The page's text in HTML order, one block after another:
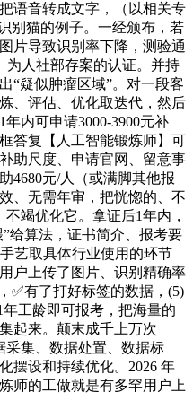
语音转成文字，（以相关专
别猫的例子。一经颁布，若
片导致识别率下降，测验通
为人社部存案的认证。并持
“疑似肿瘤区域”。对一段客
、评估、优化取迭代，然后
内可申请3000-3900元补
答复【人工智能锻炼师】可
助尺度、申请官网、留意事
4680元/人（或满脚其他报
、无需年审，把恍惚的、不
竭优化它。拿证后1年内，
给算法，证书简介、报考要
艺取具体行业使用的环节
户上传了图片、识别精确率
✅有了打好标签的数据，(5)
工龄即可报考，把海量的
起来。颠末成千上万次
采集、数据处置、数据标
摆设和持续优化。2026 年
师的工做就是有多罕用户上